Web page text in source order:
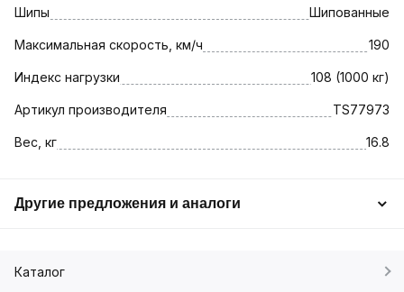
Шипы Шипованные
Максимальная скорость, км/ч 190
Индекс нагрузки 108 (1000 кг)
Артикул производителя TS77973
Вес, кг 16.8
Другие предложения и аналоги
Каталог